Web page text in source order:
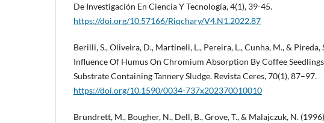
De Investigación En Ciencia Y Tecnología, 4(1), 39-45.
https://doi.org/10.57166/Riqchary/V4.N1.2022.87
Berilli, S., Oliveira, D., Martineli, L., Pereira, L., Cunha, M., & Pireda,
Influence Of Humus On Chromium Absorption By Coffee
Substrate Containing Tannery Sludge. Revista Ceres, 70(1), 87–97.
https://doi.org/10.1590/0034-737x202370010010
Brundrett, M., Bougher, N., Dell, B., Grove, T., & Malajczuk, N.